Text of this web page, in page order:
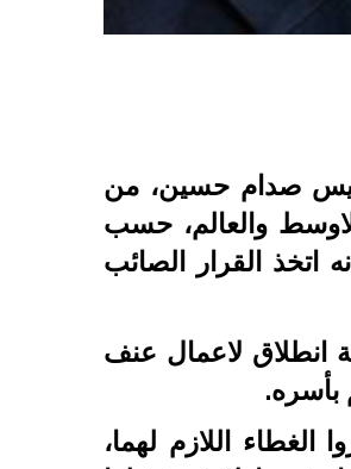
الرئيس صدام حسين، من
والعالم، حسب
اتخذ القرار الصائب
انطلاق لاعمال عنف
بأسره.
الغطاء اللازم لهما،